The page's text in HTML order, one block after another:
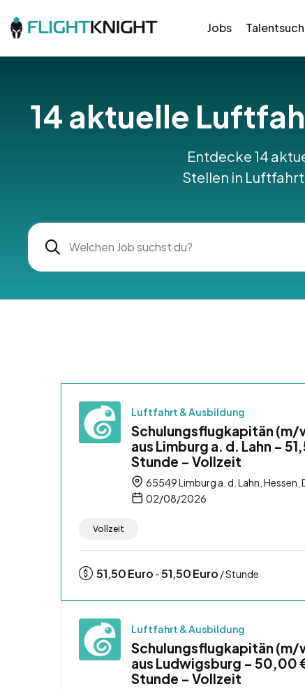
Jobs
14 aktuelle
Entdecke 14
Stellen in
Luftfahrt & Ausbildung
Schulungsflugkapitän
aus Limburg a. d. Lahn –
Stunde – Vollzeit
65549 Limburg a. d. Lahn, Hessen,
02/08/2026
Vollzeit
51,50Euro -51,50Euro / Stunde
Luftfahrt & Ausbildung
Schulungsflugkapitän
aus Ludwigsburg – 50,00
Stunde – Vollzeit